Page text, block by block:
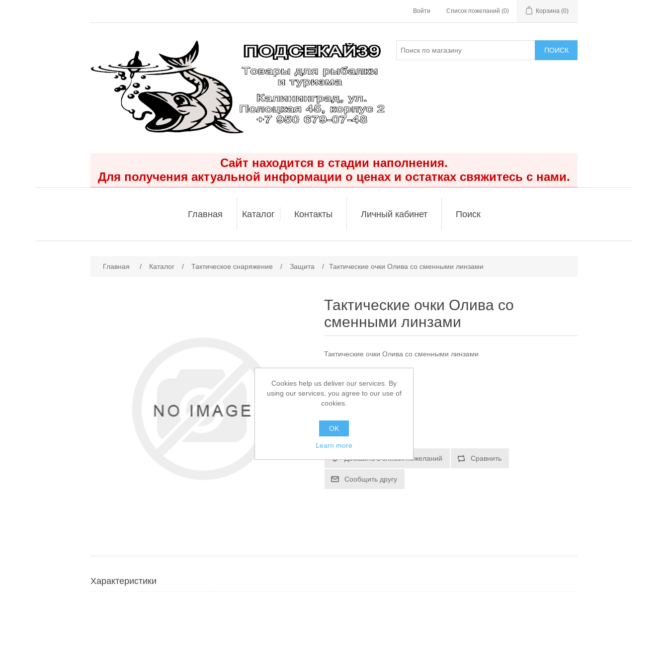
Войти Список пожеланий (0) Корзина (0)
ПОИСК
Сайт находится в стадии наполнения.
Для получения актуальной информации о ценах и остатках свяжитесь с нами.
Главная Каталог Контакты Личный кабинет Поиск
Главная / Каталог / Тактическое снаряжение / Защита / Тактические очки Олива со сменными линзами
Тактические очки Олива со
сменными линзами
Тактические очки Олива со сменными линзами
950,00 ₽
Добавить в список пожеланий Сравнить
Сообщить другу
Характеристики
Cookies help us deliver our services. By
using our services, you agree to our use of
cookies.
OK
Learn more